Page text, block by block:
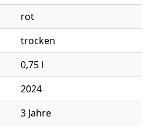
rot
trocken
0,75 l
2024
3 Jahre